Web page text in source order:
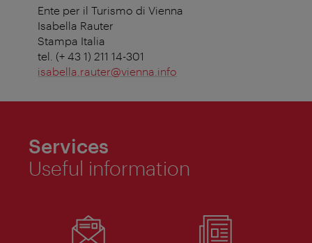
Ente per il Turismo di Vienna
Isabella Rauter
Stampa Italia
tel. (+ 43 1) 211 14-301
isabella.rauter@vienna.info
Services
Useful information